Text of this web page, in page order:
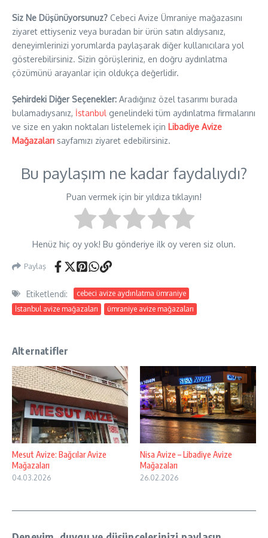
Siz Ne Düşünüyorsunuz? Cebeci Avize Ümraniye mağazasını
ziyaret ettiyseniz veya buradan bir ürün satın aldıysanız,
deneyimlerinizi yorumlarda paylaşarak diğer kullanıcılara yol
gösterebilirsiniz. Sizin görüşleriniz, en doğru aydınlatma
çözümünü arayanlar için oldukça değerlidir.
Şehirdeki Diğer Seçenekler: Aradığınız özel tasarımı burada
bulamadıysanız, İstanbul genelindeki tüm aydınlatma firmalarını
ve size en yakın noktaları listelemek için Libadiye Avize
Mağazaları sayfamızı ziyaret edebilirsiniz.
Bu paylaşım ne kadar faydalıydı?
Puan vermek için bir yıldıza tıklayın!
Henüz hiç oy yok! Bu gönderiye ilk oy veren siz olun.
Paylaş
Etiketlendi:
cebeci avize aydınlatma ümraniye
İstanbul avize mağazaları
ümraniye avize mağazaları
Alternatifler
Mesut Avize: Bağcılar Avize
Mağazaları
04.03.2026
Nisa Avize – Libadiye Avize
Mağazaları
26.02.2026